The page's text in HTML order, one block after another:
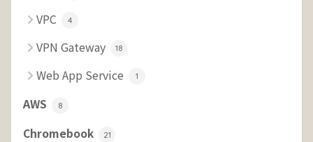
VPC 4
VPN Gateway 18
Web App Service 1
AWS 8
Chromebook 21